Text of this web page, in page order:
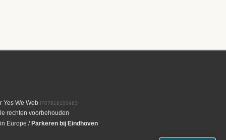
Yes We Web IT07818100963
rechten voorbehouden
Europe / Parkeren bij Eindhoven